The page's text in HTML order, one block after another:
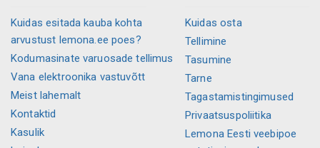
Kuidas esitada kauba kohta
arvustust lemona.ee poes?
Kodumasinate varuosade tellimus
Vana elektroonika vastuvõtt
Meist lahemalt
Kontaktid
Kasulik
Kuidas osta
Tellimine
Tasumine
Tarne
Tagastamistingimused
Privaatsuspoliitika
Lemona Eesti veebipoe